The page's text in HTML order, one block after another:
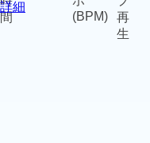
詳細